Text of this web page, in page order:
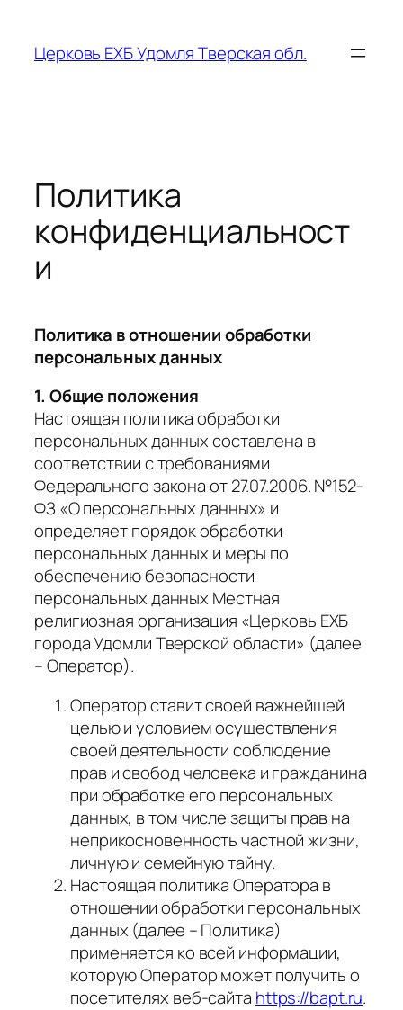
содержимому
Церковь ЕХБ Удомля Тверская обл.
Политика
конфиденциальност
и
Политика в отношении обработки
персональных данных
1. Общие положения
Настоящая политика обработки
персональных данных составлена в
соответствии с требованиями
Федерального закона от 27.07.2006. №152-
ФЗ «О персональных данных» и
определяет порядок обработки
персональных данных и меры по
обеспечению безопасности
персональных данных Местная
религиозная организация «Церковь ЕХБ
города Удомли Тверской области» (далее
– Оператор).
Оператор ставит своей важнейшей
целью и условием осуществления
своей деятельности соблюдение
прав и свобод человека и гражданина
при обработке его персональных
данных, в том числе защиты прав на
неприкосновенность частной жизни,
личную и семейную тайну.
Настоящая политика Оператора в
отношении обработки персональных
данных (далее – Политика)
применяется ко всей информации,
которую Оператор может получить о
посетителях веб-сайта https://bapt.ru.